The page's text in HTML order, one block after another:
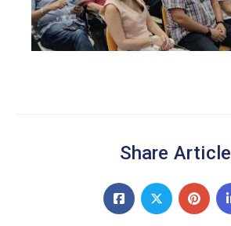
Share Article